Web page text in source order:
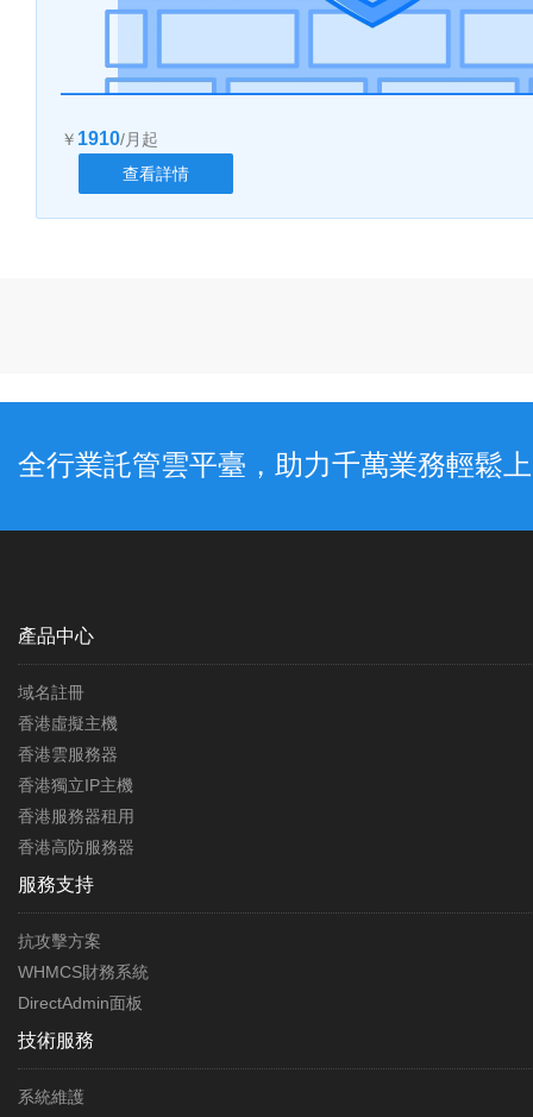
￥ 1910/月起
查看詳情
全行業託管雲平臺，助力千萬業務輕鬆
產品中心
域名註冊
香港虛擬主機
香港雲服務器
香港獨立IP主機
香港服務器租用
香港高防服務器
服務支持
抗攻擊方案
WHMCS財務系統
DirectAdmin面板
技術服務
系統維護